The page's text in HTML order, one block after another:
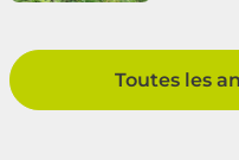
Toutes les